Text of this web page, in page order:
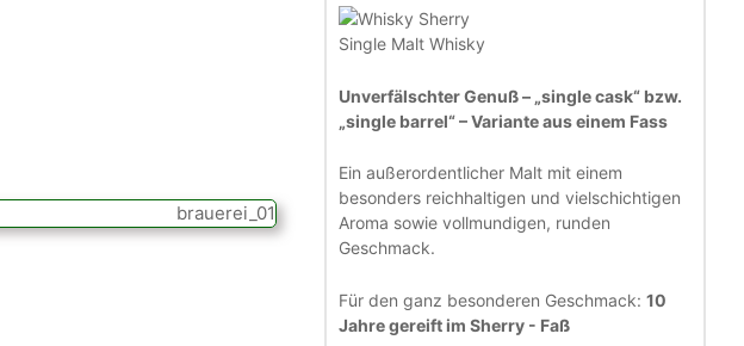
Single Malt Whisky
Unverfälschter Genuß – „single cask“ bzw.
„single barrel“ – Variante aus einem Fass
Ein außerordentlicher Malt mit einem
besonders reichhaltigen und vielschichtigen
Aroma sowie vollmundigen, runden
Geschmack.
Für den ganz besonderen Geschmack: 10
Jahre gereift im Sherry - Faß